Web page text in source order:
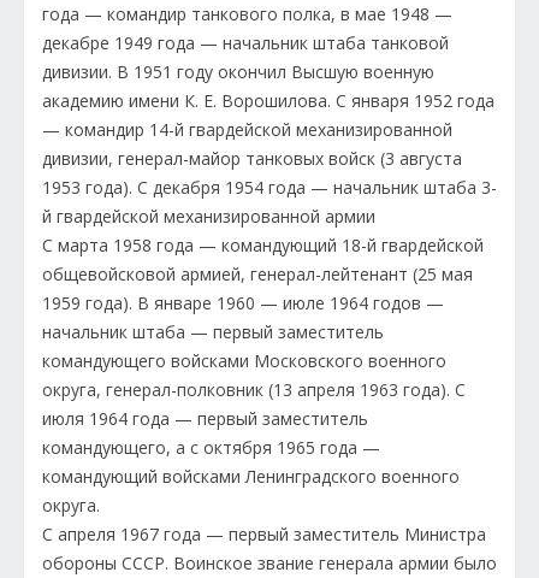
года — командир танкового полка, в мае 1948 —
декабре 1949 года — начальник штаба танковой
дивизии. В 1951 году окончил Высшую военную
академию имени К. Е. Ворошилова. С января 1952 года
— командир 14-й гвардейской механизированной
дивизии, генерал-майор танковых войск (3 августа
1953 года). С декабря 1954 года — начальник штаба 3-
й гвардейской механизированной армии
С марта 1958 года — командующий 18-й гвардейской
общевойсковой армией, генерал-лейтенант (25 мая
1959 года). В январе 1960 — июле 1964 годов —
начальник штаба — первый заместитель
командующего войсками Московского военного
округа, генерал-полковник (13 апреля 1963 года). С
июля 1964 года — первый заместитель
командующего, а с октября 1965 года —
командующий войсками Ленинградского военного
округа.
С апреля 1967 года — первый заместитель Министра
обороны СССР. Воинское звание генерала армии было